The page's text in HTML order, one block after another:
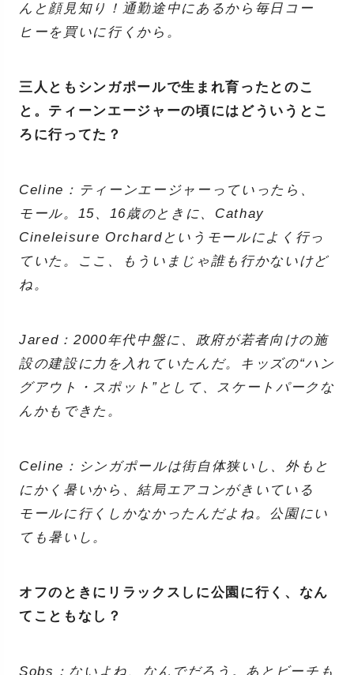
んと顔見知り！通勤途中にあるから毎日コー
ヒーを買いに行くから。
三人ともシンガポールで生まれ育ったとのこ
と。ティーンエージャーの頃にはどういうとこ
ろに行ってた？
Celine：ティーンエージャーっていったら、
モール。15、16歳のときに、Cathay
Cineleisure Orchardというモールによく行っ
ていた。ここ、もういまじゃ誰も行かないけど
ね。
Jared：2000年代中盤に、政府が若者向けの施
設の建設に力を入れていたんだ。キッズの“ハン
グアウト・スポット”として、スケートパークな
んかもできた。
Celine：シンガポールは街自体狭いし、外もと
にかく暑いから、結局エアコンがきいている
モールに行くしかなかったんだよね。公園にい
ても暑いし。
オフのときにリラックスしに公園に行く、なん
てこともなし？
Sobs：ないよね、なんでだろう。あとビーチも